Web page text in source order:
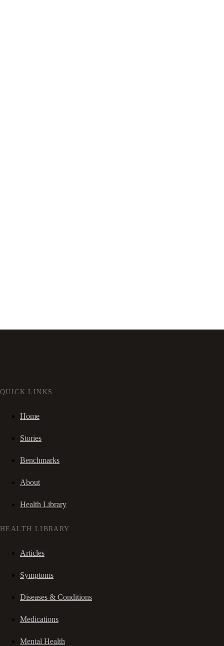
QUICK LINKS
Home
Stories
Benchmarks
About
Health Library
HEALTH LIBRARY
Articles
Symptoms
Diseases & Conditions
Medications
Mental Health